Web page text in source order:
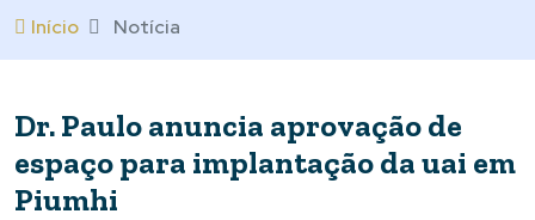
Início Notícia
Dr. Paulo anuncia aprovação de
espaço para implantação da uai em
Piumhi